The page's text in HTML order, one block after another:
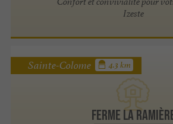
Izeste
Ferme la
Sainte-Colome 4.3 km